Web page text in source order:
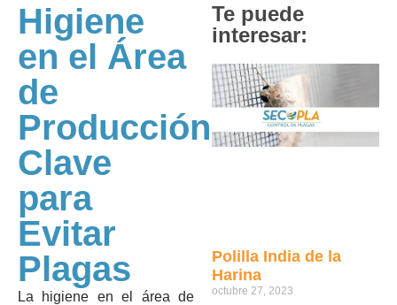
Higiene
en el Área
de
Producción:
Clave
para
Evitar
Plagas
La higiene en el área de
Te puede
interesar:
Polilla India de la
Harina
octubre 27, 2023